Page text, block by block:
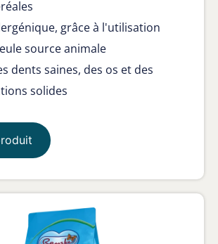
grâce à l'utilisation
source animale
dents saines, des os et des
solides